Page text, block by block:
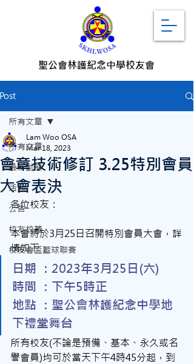
聖公會林護紀念中學校友會
Post
所有文章
最新動態
活動
公告
校友校董
校友會盃籃球聯賽
所有文章
會章技術修訂 3.25特別會員
大會表決
Lam Woo OSA
Mar 18, 2023
各位校友：
本會將於3月25日召開特別會員大會，詳
情如下：
日期 ：2023年3月25日(六)
時間 ：下午5時正
地點 ：聖公會林護紀念中學地
下禮堂舞台
所有校友(不論是預備、基本、永久或名
譽會員)均可於當天下午4時45分起，到